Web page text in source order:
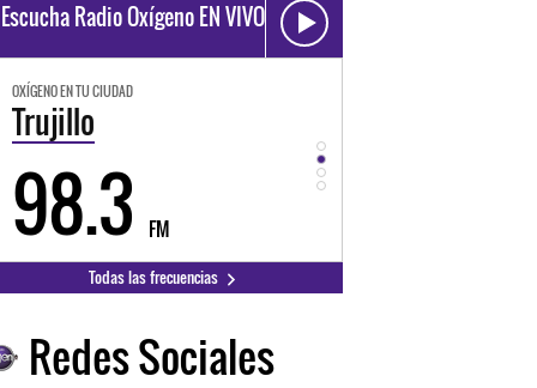
Escucha Radio Oxígeno EN VIVO
OXÍGENO EN TU CIUDAD
Trujillo
98.3 FM 94.3
Todas las frecuencias
Redes Sociales